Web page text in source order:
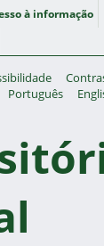
à informação
Português